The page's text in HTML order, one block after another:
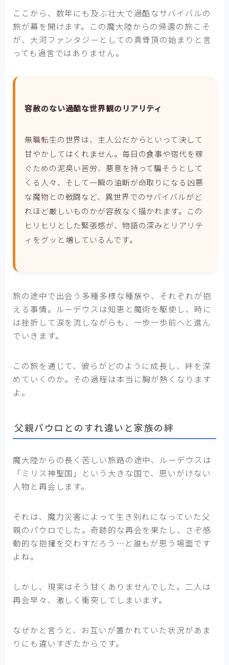
ここから、数年にも及ぶ壮大で過酷なサバイバルの
旅が幕を開けます。
この魔大陸からの帰還の旅こそ
が、大河ファンタジーとしての真骨頂の始まり と言
っても過言ではありません。
容赦のない過酷な世界観のリアリティ
無職転生の世界は、主人公だからといって決して
甘やかしてはくれません。毎日の食事や宿代を稼
ぐための泥臭い苦労、悪意を持って騙そうとして
くる人々、そして一瞬の油断が命取りになる凶悪
な魔物との戦闘など、異世界でのサバイバルがど
れほど厳しいものかが容赦なく描かれます。この
ヒリヒリとした緊張感が、物語の深みとリアリテ
ィをグッと増しているんです。
旅の途中で出会う多種多様な種族や、それぞれが抱
える事情。ルーデウスは知恵と魔術を駆使し、時に
は挫折して涙を流しながらも、一歩一歩前へと進ん
でいきます。
この旅を通じて、彼らがどのように成長し、絆を深
めていくのか。その過程は本当に胸が熱くなります
よ。
父親パウロとのすれ違いと家族の絆
魔大陸からの長く苦しい旅路の途中、ルーデウスは
「ミリス神聖国」という大きな国で、思いがけない
人物と再会します。
それは、魔力災害によって生き別れになっていた父
親のパウロでした。奇跡的な再会を果たし、さぞ感
動的な抱擁を交わすだろう…と誰もが思う場面です
よね。
しかし、現実はそう甘くありませんでした。二人は
再会早々、激しく衝突してしまいます。
なぜかと言うと、お互いが置かれていた状況があま
りにも違いすぎたからです。